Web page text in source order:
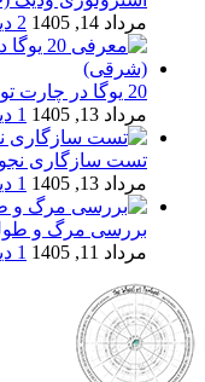
مرداد 14, 1405
2 دیدگاه
20 یوگا در چارت تولد بر مبنای آسترولوژی ودیک (شرقی)
مرداد 13, 1405
1 دیدگاه
تست سازگاری
مرداد 13, 1405
1 دیدگاه
بررسی مرگ و
مرداد 11, 1405
1 دیدگاه